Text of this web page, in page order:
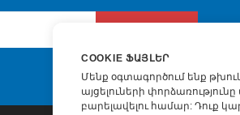
COOKIE ՖԱՅԼԵՐ
Մենք օգտագործում ենք
այցելուների
բարելավելու համար: Դուք